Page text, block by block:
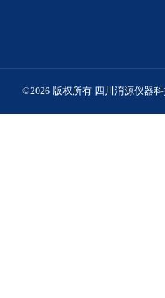
©2026 版权所有 四川淯源仪器